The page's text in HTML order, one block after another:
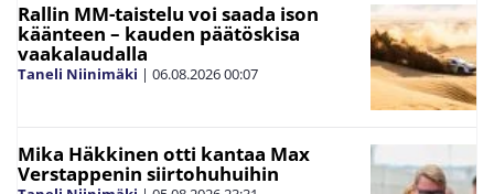
Rallin MM-taistelu voi saada ison
käänteen – kauden päätöskisa
vaakalaudalla
Taneli Niinimäki | 06.08.202600:07
Mika Häkkinen otti kantaa Max
Verstappenin siirtohuhuihin